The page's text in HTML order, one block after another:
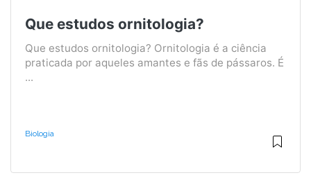
Que estudos ornitologia?
Que estudos ornitologia? Ornitologia é a ciência
praticada por aqueles amantes e fãs de pássaros. É
...
Biologia